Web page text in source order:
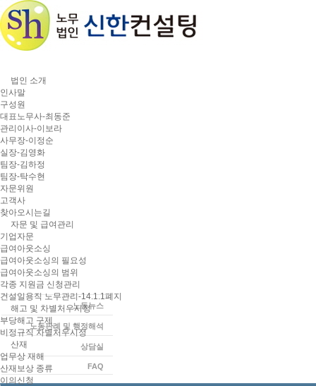
법인 소개
인사말
구성원
대표노무사-최동준
관리이사-이보라
사무장-이정순
실장-김영화
팀장-김하정
팀장-탁수현
자문위원
고객사
찾아오시는길
자문 및 급여관리
기업자문
급여아웃소싱
급여아웃소싱의 필요성
급여아웃소싱의 범위
각종 지원금 신청관리
건설일용직 노무관리-14.1.1폐지
해고 및 차별처우시정
부당해고 구제
비정규직 차별처우시정
산재
업무상 재해
산재보상 종류
이의신청
정보 및 상담센터
공지사항
노동뉴스
노동판례 및 행정해석
상담실
FAQ